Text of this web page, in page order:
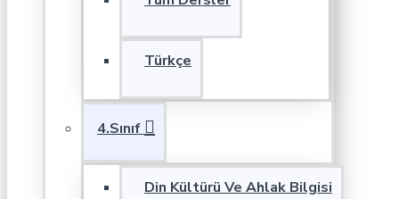
Türkçe
4.Sınıf
Din Kültürü Ve Ahlak Bilgisi